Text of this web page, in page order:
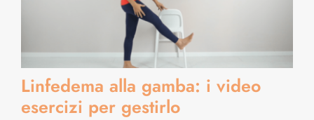
Linfedema alla gamba: i video
esercizi per gestirlo